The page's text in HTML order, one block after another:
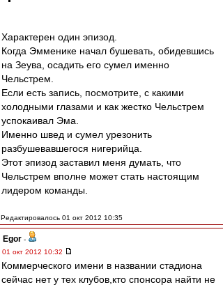
Характерен один эпизод.
Когда Эмменике начал бушевать, обидевшись
на Зеува, осадить его сумел именно
Чельстрем.
Если есть запись, посмотрите, с какими
холодными глазами и как жестко Чельстрем
успокаивал Эма.
Именно швед и сумел урезонить
разбушевавшегося нигерийца.
Этот эпизод заставил меня думать, что
Чельстрем вполне может стать настоящим
лидером команды.
Редактировалось 01 окт 2012 10:35
Egor -
01 окт 2012 10:32
Коммерческого имени в названии стадиона
сейчас нет у тех клубов,кто спонсора найти не